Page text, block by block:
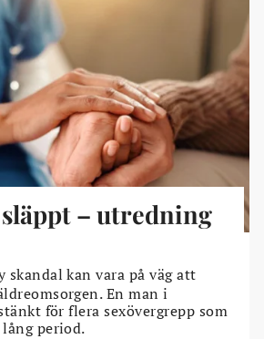
– utredning
skandal kan vara på väg att
En man i
för flera sexövergrepp som
period.